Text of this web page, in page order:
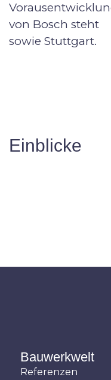
von Bosch steht
sowie Stuttgart.
Einblicke
Bauwerkwelt
Referenzen